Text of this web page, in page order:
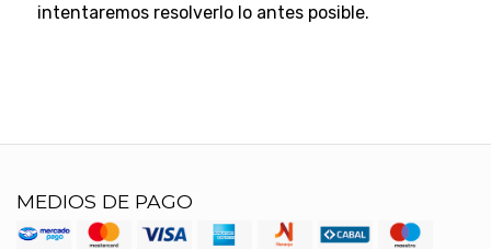
intentaremos resolverlo lo antes posible.
MEDIOS DE PAGO